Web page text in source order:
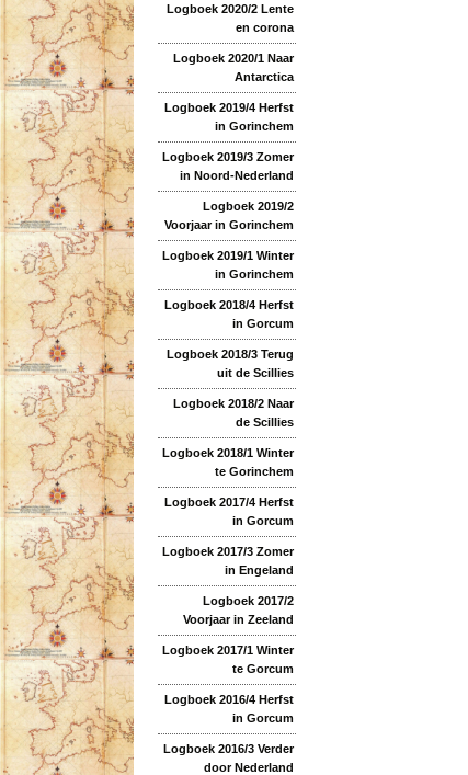
Logboek 2020/2 Lente
en corona
Logboek 2020/1 Naar
Antarctica
Logboek 2019/4 Herfst
in Gorinchem
Logboek 2019/3 Zomer
in Noord-Nederland
Logboek 2019/2
Voorjaar in Gorinchem
Logboek 2019/1 Winter
in Gorinchem
Logboek 2018/4 Herfst
in Gorcum
Logboek 2018/3 Terug
uit de Scillies
Logboek 2018/2 Naar
de Scillies
Logboek 2018/1 Winter
te Gorinchem
Logboek 2017/4 Herfst
in Gorcum
Logboek 2017/3 Zomer
in Engeland
Logboek 2017/2
Voorjaar in Zeeland
Logboek 2017/1 Winter
te Gorcum
Logboek 2016/4 Herfst
in Gorcum
Logboek 2016/3 Verder
door Nederland